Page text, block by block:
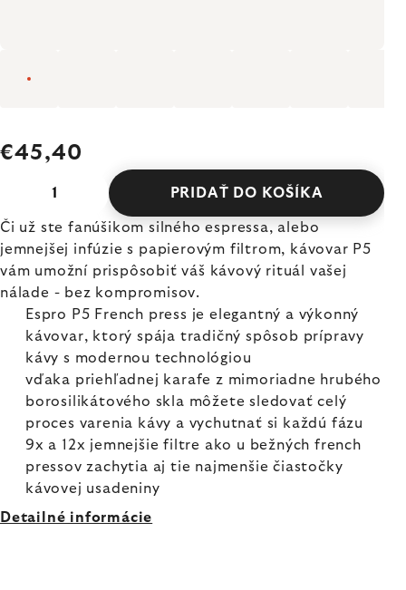
€45,40
PRIDAŤ DO KOŠÍKA
Či už ste fanúšikom silného espressa, alebo
jemnejšej infúzie s papierovým filtrom, kávovar P5
vám umožní prispôsobiť váš kávový rituál vašej
nálade - bez kompromisov.
Espro P5 French press je elegantný a výkonný
kávovar, ktorý spája tradičný spôsob prípravy
kávy s modernou technológiou
vďaka priehľadnej karafe z mimoriadne hrubého
borosilikátového skla môžete sledovať celý
proces varenia kávy a vychutnať si každú fázu
9x a 12x jemnejšie filtre ako u bežných french
pressov zachytia aj tie najmenšie čiastočky
kávovej usadeniny
Detailné informácie